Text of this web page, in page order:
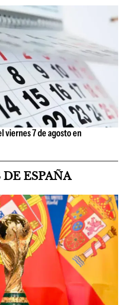
viernes 7 de agosto en
ESPAÑA